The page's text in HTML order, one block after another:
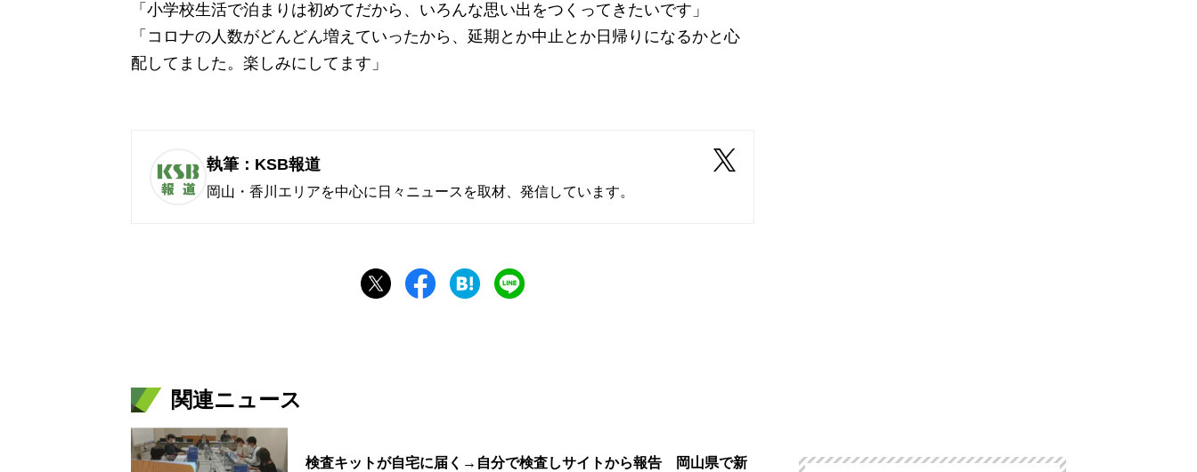
「小学校生活で泊まりは初めてだから、いろんな思い出をつくってきたいです」
「コロナの人数がどんどん増えていったから、延期とか中止とか日帰りになるかと心
配してました。楽しみにしてます」
執筆：KSB報道
岡山・香川エリアを中心に日々ニュースを取材、発信しています。
関連ニュース
検査キットが自宅に届く→自分で検査しサイトから報告 岡山県で新